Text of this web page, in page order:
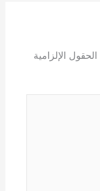
الحقول الإلزامية